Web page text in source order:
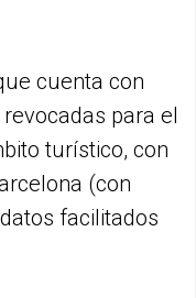
cuenta con
para el
turístico, con
(con
facilitados